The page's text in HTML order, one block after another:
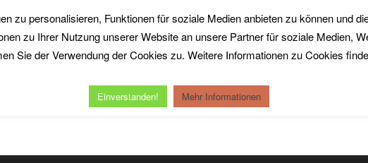
zu personalisieren, Funktionen für soziale Medien anbieten zu können und
zu Ihrer Nutzung unserer Website an unsere Partner für soziale Medien,
Sie der Verwendung der Cookies zu. Weitere Informationen zu Cookies
Einverstanden! Mehr Informationen